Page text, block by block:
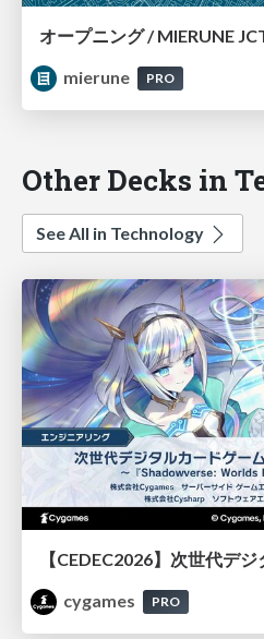
オープニング / MIERUNE
mierune
PRO
Other Decks in
See All in Technology
cygames
PRO